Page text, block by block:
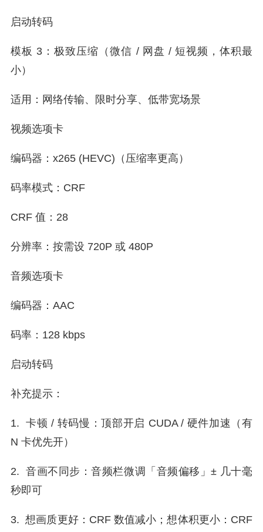
启动转码
模板 3：极致压缩（微信 / 网盘 / 短视频，体积最
小）
适用：网络传输、限时分享、低带宽场景
视频选项卡
编码器：x265 (HEVC)（压缩率更高）
码率模式：CRF
CRF 值：28
分辨率：按需设 720P 或 480P
音频选项卡
编码器：AAC
码率：128 kbps
启动转码
补充提示：
1. 卡顿 / 转码慢：顶部开启 CUDA / 硬件加速（有
N 卡优先开）
2. 音画不同步：音频栏微调「音频偏移」± 几十毫
秒即可
3. 想画质更好：CRF 数值减小；想体积更小：CRF